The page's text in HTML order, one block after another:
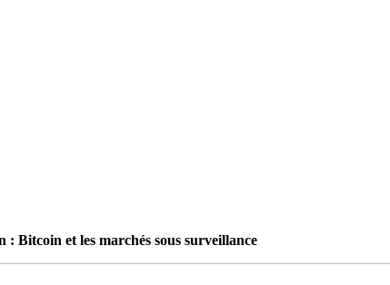
Bitcoin et les marchés sous surveillance